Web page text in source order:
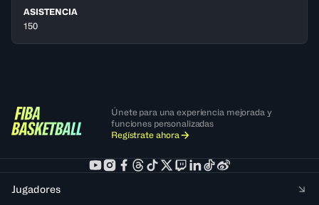
ASISTENCIA
150
Únete para una experiencia mejorada y
funciones personalizadas
Regístrate ahora
Jugadores